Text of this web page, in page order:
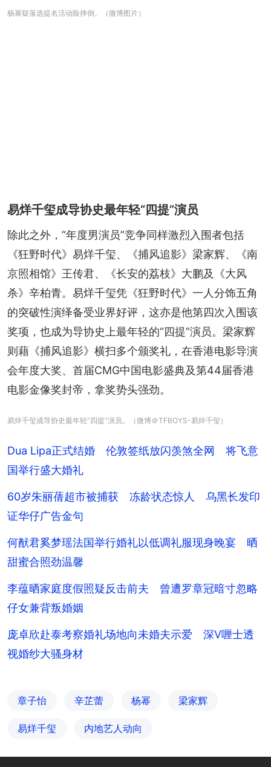
杨幂疑落选提名活动险摔倒。（微博图片）
易烊千玺成导协史最年轻“四提”演员
除此之外，“年度男演员”竞争同样激烈入围者包括
《狂野时代》易烊千玺、《捕风追影》梁家辉、《南
京照相馆》王传君、《长安的荔枝》大鹏及《大风
杀》辛柏青。易烊千玺凭《狂野时代》一人分饰五角
的突破性演绎备受业界好评，这亦是他第四次入围该
奖项，也成为导协史上最年轻的“四提”演员。梁家辉
则藉《捕风追影》横扫多个颁奖礼，在香港电影导演
会年度大奖、首届CMG中国电影盛典及第44届香港
电影金像奖封帝，拿奖势头强劲。
易烊千玺成导协史最年轻“四提”演员。（微博＠TFBOYS-易烊千玺）
Dua Lipa正式结婚 伦敦签纸放闪羡煞全网 将飞意
国举行盛大婚礼
60岁朱丽蒨超市被捕获 冻龄状态惊人 乌黑长发印
证华仔广告金句
何猷君奚梦瑶法国举行婚礼以低调礼服现身晚宴 晒
甜蜜合照劲温馨
李蕴晒家庭度假照疑反击前夫 曾遭罗章冠暗寸忽略
仔女兼背叛婚姻
庞卓欣赴泰考察婚礼场地向未婚夫示爱 深V喱士透
视婚纱大骚身材
章子怡 辛芷蕾 杨幂 梁家辉
易烊千玺 内地艺人动向